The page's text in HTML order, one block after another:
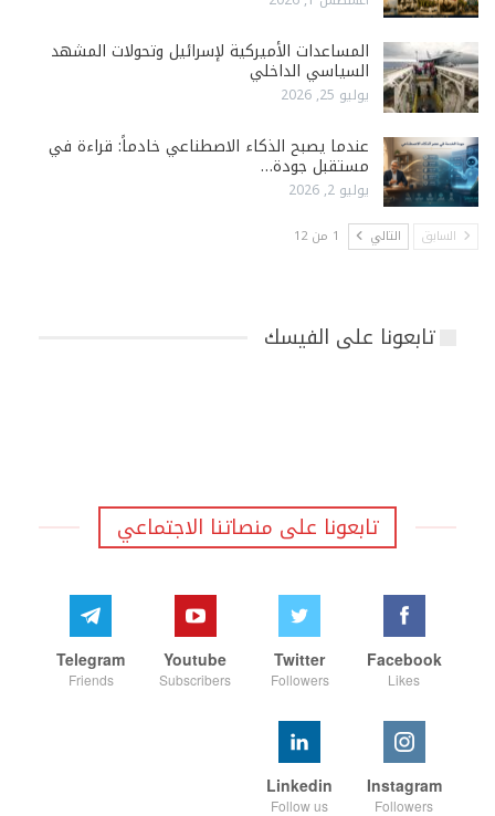
المساعدات الأميركية لإسرائيل وتحولات المشهد
السياسي الداخلي
يوليو 25, 2026
عندما يصبح الذكاء الاصطناعي خادماً: قراءة في
مستقبل جودة…
يوليو 2, 2026
السابق التالي 1 من 12
تابعونا على الفيسك
تابعونا على منصاتنا الاجتماعي
Facebook
Likes
Twitter
Followers
Youtube
Subscribers
Telegram
Friends
Instagram
Followers
Linkedin
Follow us